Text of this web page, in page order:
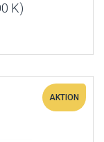
K)
AKTION